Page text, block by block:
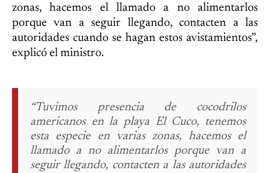
zonas, hacemos el llamado a no alimentarlos
porque van a seguir llegando, contacten a las
autoridades cuando se hagan estos avistamientos”,
explicó el ministro.
“Tuvimos presencia de cocodrilos
americanos en la playa El Cuco, tenemos
esta especie en varias zonas, hacemos el
llamado a no alimentarlos porque van a
seguir llegando, contacten a las autoridades